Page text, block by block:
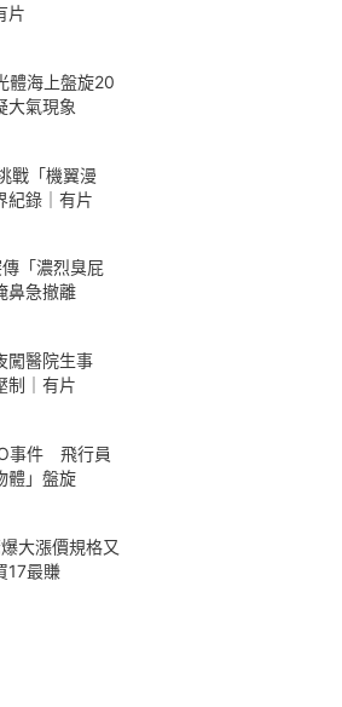
片
體海上盤旋20
氣現象
戰「機翼漫
錄｜有片
「濃烈臭屁
鼻急撤離
闖醫院生事
制｜有片
事件 飛行員
體」盤旋
大漲價規格又
17最賺